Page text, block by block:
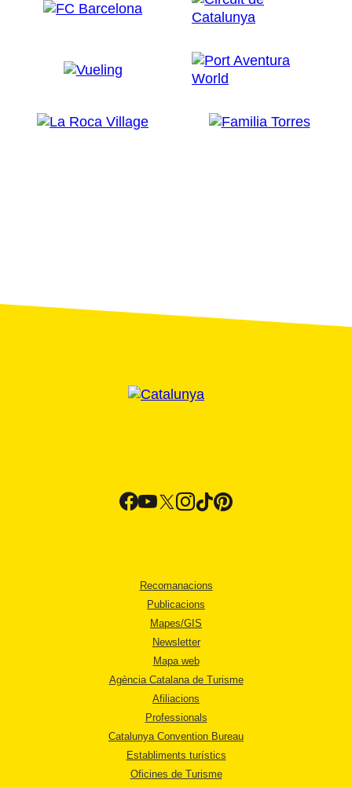
Recomanacions
Publicacions
Mapes/GIS
Newsletter
Mapa web
Agència Catalana de Turisme
Afiliacions
Professionals
Catalunya Convention Bureau
Establiments turístics
Oficines de Turisme